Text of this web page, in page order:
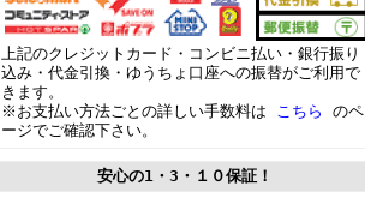
上記のクレジットカード・コンビニ払い・銀行振り
込み・代金引換・ゆうちょ口座への振替がご利用で
きます。
※お支払い方法ごとの詳しい手数料は こちら のペ
ージでご確認下さい。
安心の1・3・１０保証！